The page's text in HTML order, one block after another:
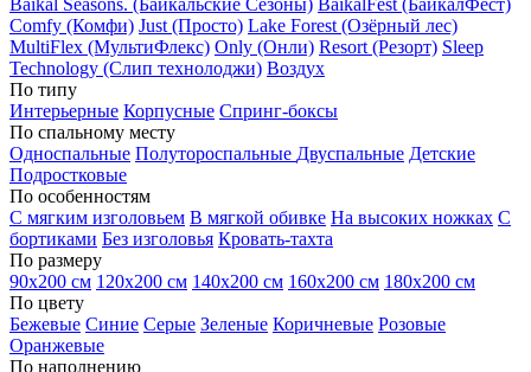
Baikal Seasons. (Байкальские Сезоны) BaikalFest (БайкалФест)
Comfy (Комфи) Just (Просто) Lake Forest (Озёрный лес)
MultiFlex (МультиФлекс) Only (Онли) Resort (Резорт) Sleep
Technology (Слип технолоджи) Воздух
По типу
Интерьерные Корпусные Спринг-боксы
По спальному месту
Односпальные Полутороспальные Двуспальные Детские
Подростковые
По особенностям
С мягким изголовьем В мягкой обивке На высоких ножках С
бортиками Без изголовья Кровать-тахта
По размеру
90х200 см 120х200 см 140х200 см 160х200 см 180х200 см
По цвету
Бежевые Синие Серые Зеленые Коричневые Розовые
Оранжевые
По наполнению